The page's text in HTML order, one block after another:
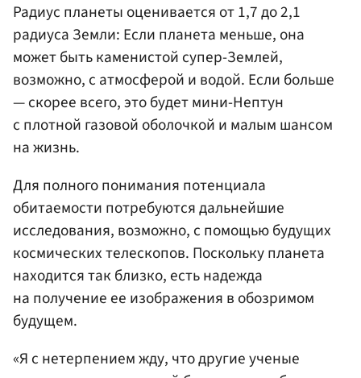
Радиус планеты оценивается от 1,7 до 2,1
радиуса Земли: Если планета меньше, она
может быть каменистой супер-Землей,
возможно, с атмосферой и водой. Если больше
— скорее всего, это будет мини-Нептун
с плотной газовой оболочкой и малым шансом
на жизнь.
Для полного понимания потенциала
обитаемости потребуются дальнейшие
исследования, возможно, с помощью будущих
космических телескопов. Поскольку планета
находится так близко, есть надежда
на получение ее изображения в обозримом
будущем.
«Я с нетерпением жду, что другие ученые